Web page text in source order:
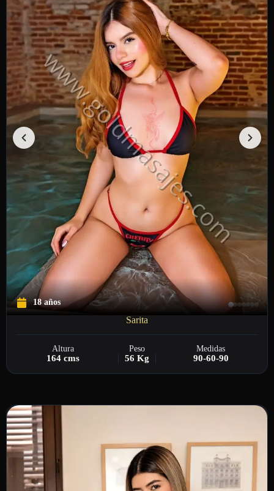
18 años
Sarita
Altura Peso Medidas
164 cms 56 Kg 90-60-90